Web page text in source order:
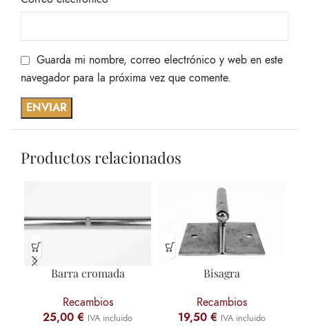
Guarda mi nombre, correo electrónico y web en este
navegador para la próxima vez que comente.
Productos relacionados
Barra cromada
Recambios
25,00 € IVA incluido
Bisagra
Recambios
19,50 € IVA incluido